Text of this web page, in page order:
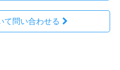
て問い合わせる